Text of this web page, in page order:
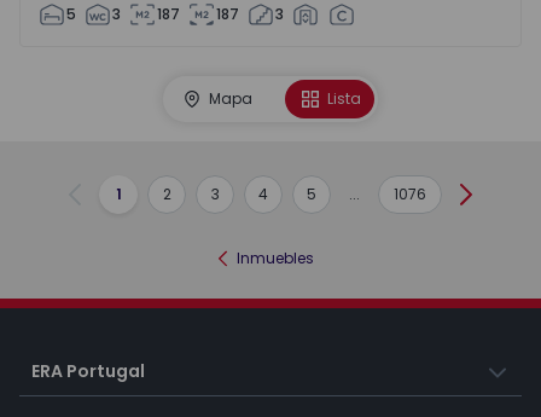
5 3 187 187 3
Mapa Lista
Anterior
1 2 3 4 5 ... 1076
Inmuebles
ERA Portugal